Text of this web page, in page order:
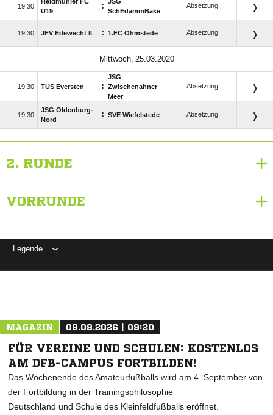

U19
: SchEdammBäke
Absetzung
 JFV Edewecht II : 1.FC Ohmstede Absetzung
 
 TUS Eversten :
JSG
Zwischenahner
Meer
Absetzung

JSG Oldenburg-
Nord
: SVE Wiefelstede Absetzung
2. RUNDE
VORRUNDE
Legende
MAGAZIN 09.08.2026 | 09:20
FÜR VEREINE UND SCHULEN: KOSTENLOS
AM DFB-CAMPUS FORTBILDEN!
Das Wochenende des Amateurfußballs wird am 4. September von
der Fortbildung in der Trainingsphilosophie
Deutschland und Schule des Kleinfeldfußballs eröffnet.